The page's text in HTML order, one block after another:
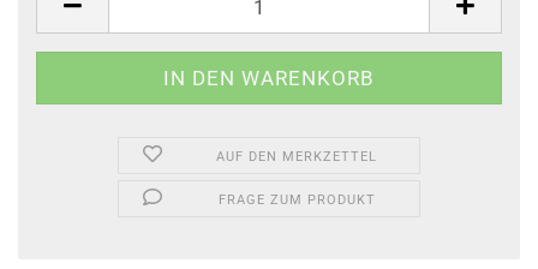
AUF DEN MERKZETTEL
FRAGE ZUM PRODUKT